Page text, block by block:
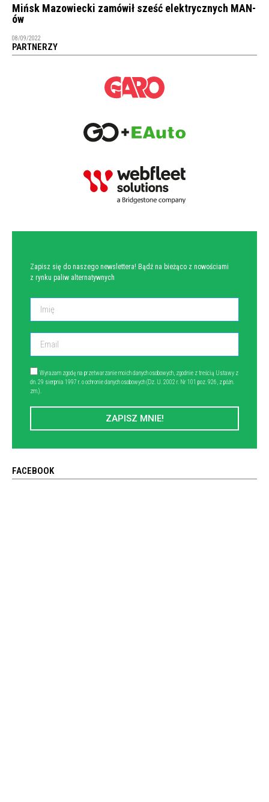
Mińsk Mazowiecki zamówił sześć elektrycznych MAN-
ów
08/09/2022
PARTNERZY
Zapisz się do naszego newslettera! Bądź na bieżąco z nowościami
z rynku paliw alternatywnych
Wyrażam zgodę na przetwarzanie moich danych osobowych, zgodnie z treścią Ustawy z
dn. 29 sierpnia 1997 r. o ochronie danych osobowych (Dz. U. 2002 r. Nr 101 poz. 926, z późn.
zm.).
ZAPISZ MNIE!
FACEBOOK